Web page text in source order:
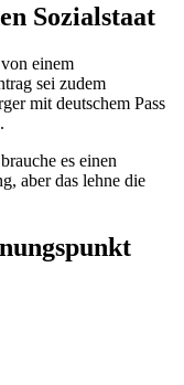
Sozialstaat
einem
sei zudem
mit deutschem Pass
es einen
aber das lehne die